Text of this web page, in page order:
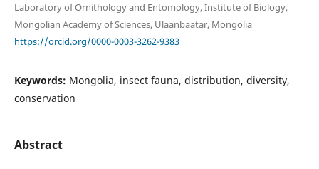
Laboratory of Ornithology and Entomology, Institute of Biology,
Mongolian Academy of Sciences, Ulaanbaatar, Mongolia
https://orcid.org/0000-0003-3262-9383
Keywords: Mongolia, insect fauna, distribution, diversity,
conservation
Abstract